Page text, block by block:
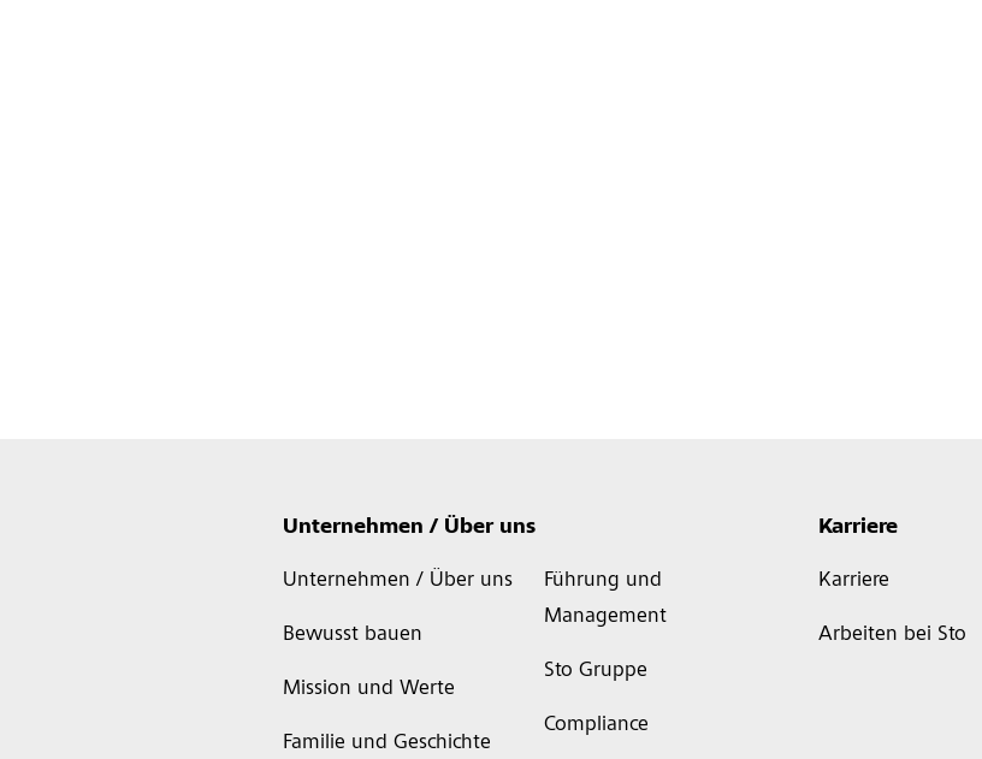
Unternehmen / Über uns
Unternehmen / Über uns
Bewusst bauen
Mission und Werte
Familie und Geschichte
Führung und
Management
Sto Gruppe
Compliance
Karriere
Karriere
Arbeiten bei Sto